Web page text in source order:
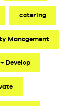
catering
Management
Develop